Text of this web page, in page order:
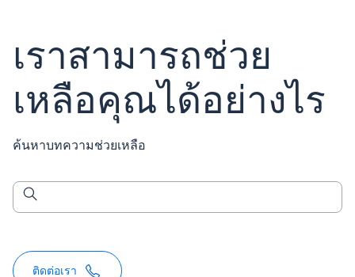
เราสามารถช่วย
เหลือคุณได้อย่างไร
ค้นหาบทความช่วยเหลือ
ติดต่อเรา